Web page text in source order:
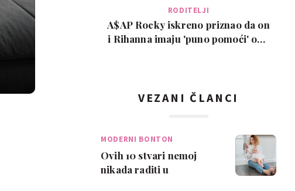
RODITELJI
A$AP Rocky iskreno priznao da on
i Rihanna imaju 'puno pomoći' oko
VEZANI ČLANCI
MODERNI BONTON
Ovih 10 stvari nemoj
nikada raditi u